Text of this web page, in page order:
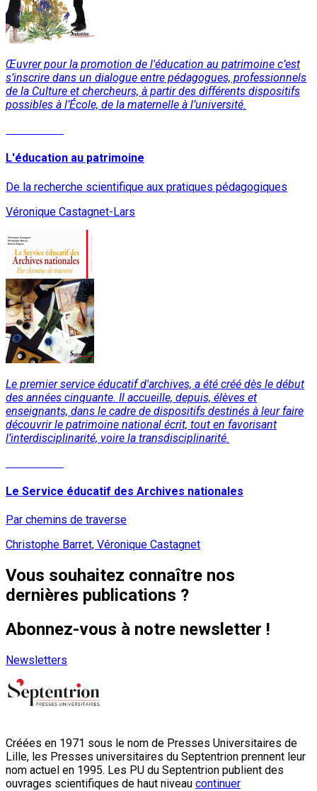
Œuvrer pour la promotion de l'éducation au patrimoine c’est
s’inscrire dans un dialogue entre pédagogues, professionnels
de la Culture et chercheurs, à partir des différents dispositifs
possibles à l’École, de la maternelle à l’université.
L'éducation au patrimoine
De la recherche scientifique aux pratiques pédagogiques
Véronique Castagnet-Lars
Le premier service éducatif d'archives, a été créé dès le début
des années cinquante. Il accueille, depuis, élèves et
enseignants, dans le cadre de dispositifs destinés à leur faire
découvrir le patrimoine national écrit, tout en favorisant
l’interdisciplinarité, voire la transdisciplinarité.
Le Service éducatif des Archives nationales
Par chemins de traverse
Christophe Barret, Véronique Castagnet
Vous souhaitez connaître nos
dernières publications ?
Abonnez-vous à notre newsletter !
Newsletters
Créées en 1971 sous le nom de Presses Universitaires de
Lille, les Presses universitaires du Septentrion prennent leur
nom actuel en 1995. Les PU du Septentrion publient des
ouvrages scientifiques de haut niveau continuer